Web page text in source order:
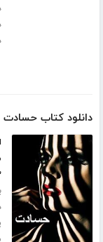
دانلود کتاب حسادت